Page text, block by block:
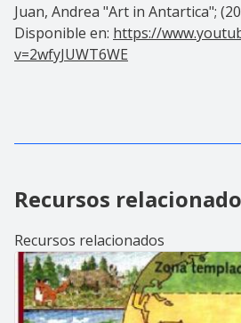
Juan, Andrea "Art in Antartica";
Disponible en: https://
v=2wfyJUWT6WE
Recursos
Recursos relacionados